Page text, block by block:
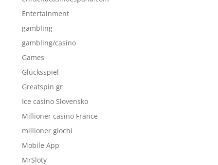
Entertainment
gambling
gambling/casino
Games
Glücksspiel
Greatspin gr
Ice casino Slovensko
Millioner casino France
millioner giochi
Mobile App
MrSloty